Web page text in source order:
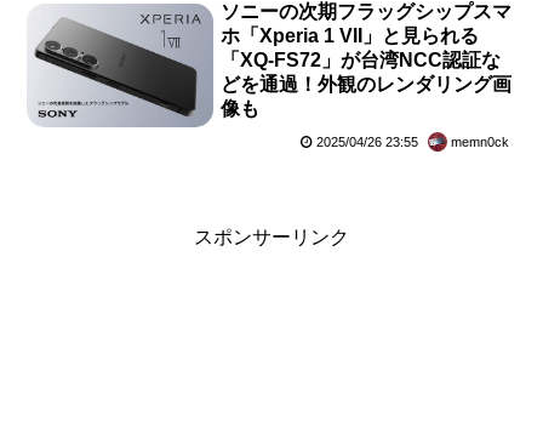
ソニーの次期フラッグシップスマ
ホ「Xperia 1 VII」と見られる
「XQ-FS72」が台湾NCC認証な
どを通過！外観のレンダリング画
像も
2025/04/26 23:55 memn0ck
スポンサーリンク